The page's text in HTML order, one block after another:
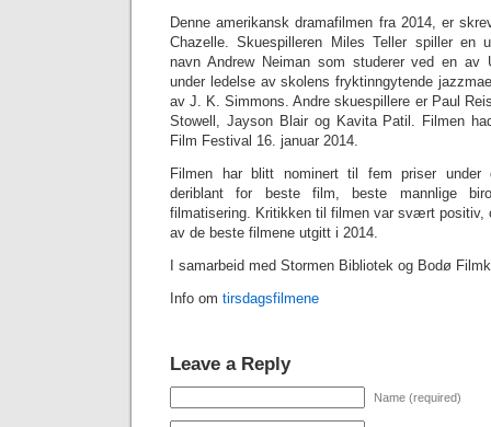
Denne amerikansk dramafilmen fra 2014, er
Chazelle. Skuespilleren Miles Teller spiller en
navn Andrew Neiman som studerer ved en av
under ledelse av skolens fryktinngytende
av J. K. Simmons. Andre skuespillere er Paul
Stowell, Jayson Blair og Kavita Patil. Filmen
Film Festival 16. januar 2014.
Filmen har blitt nominert til fem priser under
deriblant for beste film, beste mannlige
filmatisering. Kritikken til filmen var svært positiv,
av de beste filmene utgitt i 2014.
I samarbeid med Stormen Bibliotek og Bodø
Info om tirsdagsfilmene
Leave a Reply
Name (required)